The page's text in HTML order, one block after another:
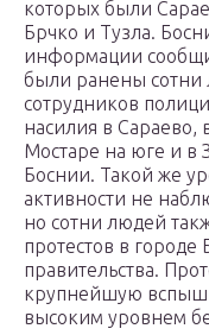
которых были
Брчко и Тузла.
информации
были ранены сотни
сотрудников
насилия в Сараево,
Мостаре на юге и в
Боснии. Такой же
активности не
но сотни людей
протестов в городе
правительства.
крупнейшую
высоким уровнем